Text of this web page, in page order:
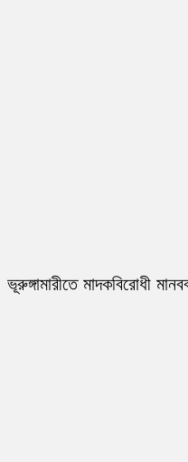
ভূরুঙ্গামারীতে মাদকবিরোধী